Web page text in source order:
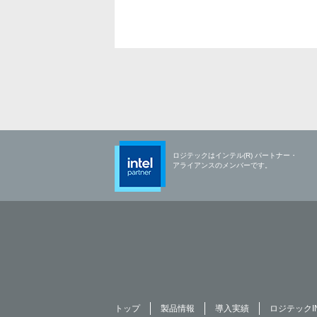
ロジテックはインテル(R) パートナー・
アライアンスのメンバーです。
トップ 製品情報 導入実績 ロジテック